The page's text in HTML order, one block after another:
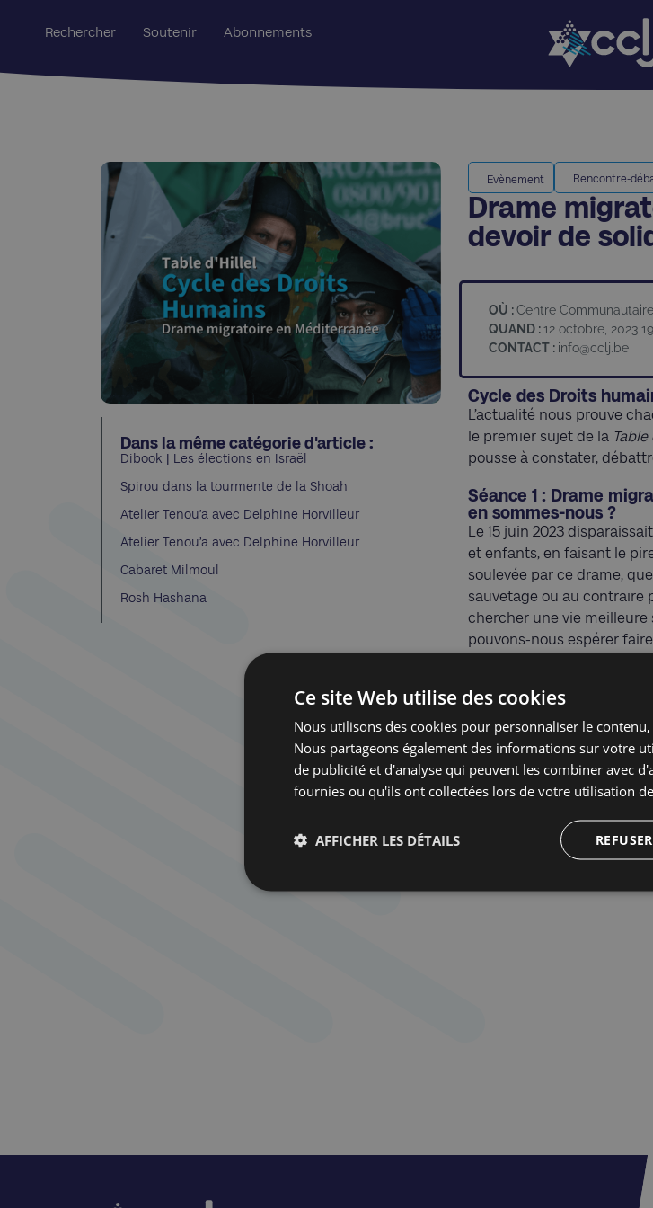
Rechercher Soutenir Abonnements
Dans la même catégorie d'article :
Dibook | Les élections en Israël
Spirou dans la tourmente de la Shoah
Atelier Tenou’a avec Delphine Horvilleur
Atelier Tenou’a avec Delphine Horvilleur
Cabaret Milmoul
Rosh Hashana
Evènement Rencontre-
Drame
devoir de
OÙ :Centre
QUAND :12 octobre, 2023
CONTACT : info@cclj.be
Cycle des Droits
L’actualité nous prouve
le premier sujet de la Table
pousse à constater,
Séance 1 : Drame
en sommes-nous ?
Le 15 juin 2023
et enfants, en faisant le
soulevée par ce drame,
sauvetage ou au contraire
chercher une vie meilleure
pouvons-nous espérer
malheureusement peu
Prochaines séances
16 novembre :
14 décembre :
Ce site Web utilise des cookies
Nous utilisons des cookies pour personnaliser le
Nous partageons également des informations sur votre
de publicité et d'analyse qui peuvent les combiner avec
fournies ou qu'ils ont collectées lors de votre utilisation
AFFICHER LES DÉTAILS